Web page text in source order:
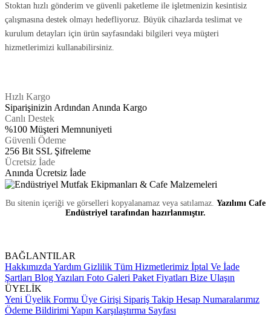
Stoktan hızlı gönderim ve güvenli paketleme ile işletmenizin kesintisiz
çalışmasına destek olmayı hedefliyoruz. Büyük cihazlarda teslimat ve
kurulum detayları için ürün sayfasındaki bilgileri veya müşteri
hizmetlerimizi kullanabilirsiniz.
Hızlı Kargo
Siparişinizin Ardından Anında Kargo
Canlı Destek
%100 Müşteri Memnuniyeti
Güvenli Ödeme
256 Bit SSL Şifreleme
Ücretsiz İade
Anında Ücretsiz İade
Bu sitenin içeriği ve görselleri kopyalanamaz veya satılamaz. Yazılımı Cafe
Endüstriyel tarafından hazırlanmıştır.
BAĞLANTILAR
Hakkımızda Yardım Gizlilik Tüm Hizmetlerimiz İptal Ve İade
Şartları Blog Yazıları Foto Galeri Paket Fiyatları Bize Ulaşın
ÜYELİK
Yeni Üyelik Formu Üye Girişi Sipariş Takip Hesap Numaralarımız
Ödeme Bildirimi Yapın Karşılaştırma Sayfası